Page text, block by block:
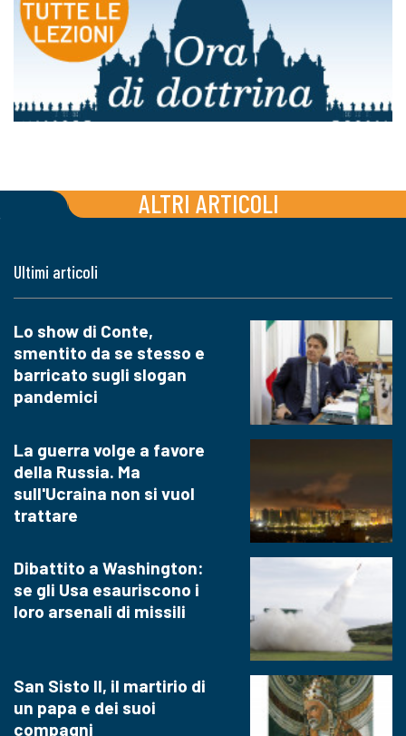
ALTRI ARTICOLI
Ultimi articoli
Lo show di Conte,
smentito da se stesso e
barricato sugli slogan
pandemici
La guerra volge a favore
della Russia. Ma
sull'Ucraina non si vuol
trattare
Dibattito a Washington:
se gli Usa esauriscono i
loro arsenali di missili
San Sisto II, il martirio di
un papa e dei suoi
compagni